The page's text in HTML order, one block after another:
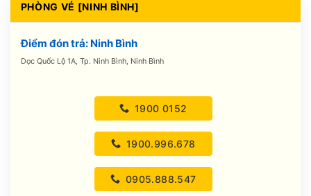
PHÒNG VÉ [NINH BÌNH]
Điểm đón trả: Ninh Bình
Dọc Quốc Lộ 1A, Tp. Ninh Bình, Ninh Bình
1900 0152
1900.996.678
0905.888.547